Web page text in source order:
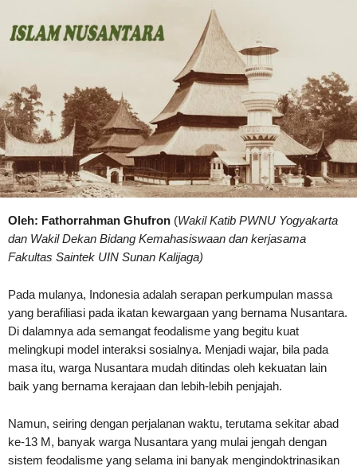
Oleh: Fathorrahman Ghufron (Wakil Katib PWNU Yogyakarta
dan Wakil Dekan Bidang Kemahasiswaan dan kerjasama
Fakultas Saintek UIN Sunan Kalijaga)
Pada mulanya, Indonesia adalah serapan perkumpulan massa
yang berafiliasi pada ikatan kewargaan yang bernama Nusantara.
Di dalamnya ada semangat feodalisme yang begitu kuat
melingkupi model interaksi sosialnya. Menjadi wajar, bila pada
masa itu, warga Nusantara mudah ditindas oleh kekuatan lain
baik yang bernama kerajaan dan lebih-lebih penjajah.
Namun, seiring dengan perjalanan waktu, terutama sekitar abad
ke-13 M, banyak warga Nusantara yang mulai jengah dengan
sistem feodalisme yang selama ini banyak mengindoktrinasikan